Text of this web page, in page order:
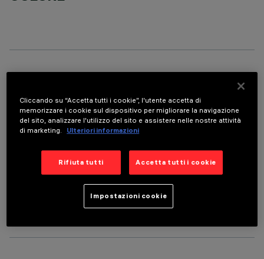
È necessario ordinare uno degli accessori obbligatori per installare e utilizzare correttamente il
prodotto:
COMPONENTI OPZIONALI
Cliccando su “Accetta tutti i cookie”, l'utente accetta di
memorizzare i cookie sul dispositivo per migliorare la navigazione
del sito, analizzare l'utilizzo del sito e assistere nelle nostre attività
di marketing.
Ulteriori informazioni
Rifiuta tutti Accetta tutti i cookie
Impostazioni cookie